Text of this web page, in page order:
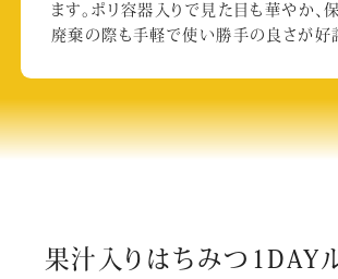
ます。ポリ容器入りで見た目も華やか、
廃棄の際も手軽で使い勝手の良さが好
果汁入りはちみつ1DAY